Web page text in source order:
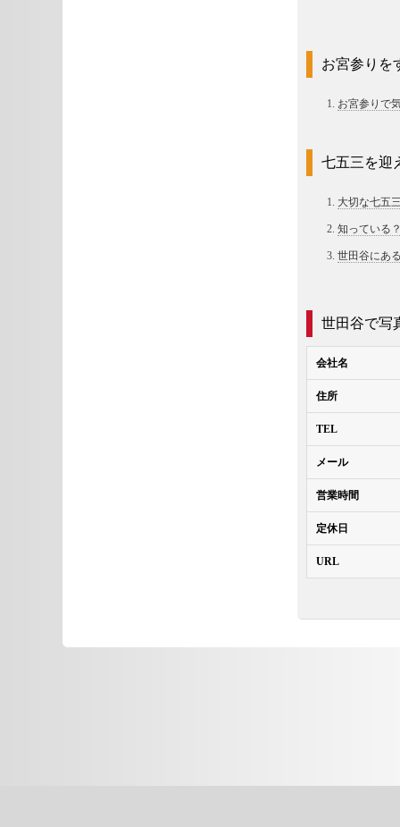
お宮参りを
お宮参りで
七五三を迎
大切な七五
知っている
世田谷にあ
世田谷で写
会社名
住所
TEL
メール
営業時間
定休日
URL